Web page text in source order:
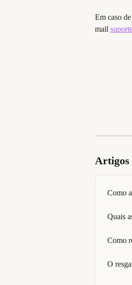
Em caso
mail
Artigos
Como
Quais
Como
O